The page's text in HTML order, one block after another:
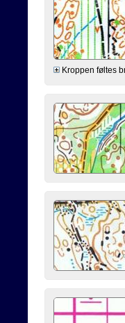
Kroppen føltes